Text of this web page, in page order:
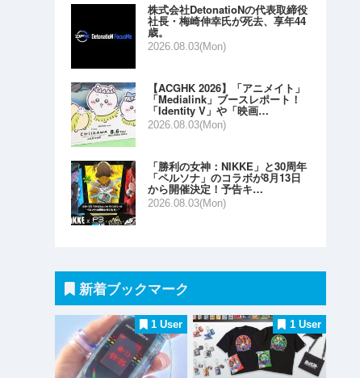
株式会社DetonatioNの代表取締役
社長・梅崎伸幸氏が死去、享年44
歳。
2026.08.03(Mon)
【ACGHK 2026】「アニメイト」
「Medialink」ブースレポート！
「Identity V」や「映画…
2026.08.03(Mon)
「勝利の女神：NIKKE」と30周年
「ペルソナ」のコラボが8月13日
から開催決定！予告キ…
2026.08.03(Mon)
新着ブックマーク
1 User 1 User